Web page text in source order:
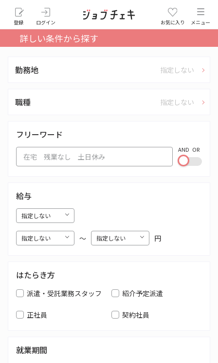
登録 ログイン お気に入り メニュー
詳しい条件から探す
勤務地 指定しない
職種 指定しない
フリーワード
AND OR
給与
〜 円
はたらき方
派遣・受託業務スタッフ 紹介予定派遣
正社員 契約社員
就業期間